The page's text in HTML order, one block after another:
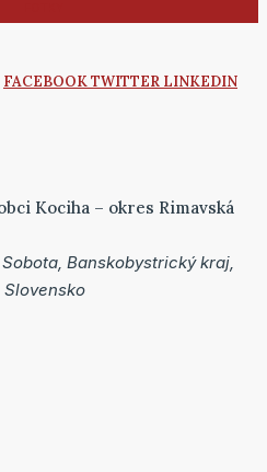
FACEBOOKTWITTER LINKEDIN
Kociha – okres Rimavská
Banskobystrický kraj,